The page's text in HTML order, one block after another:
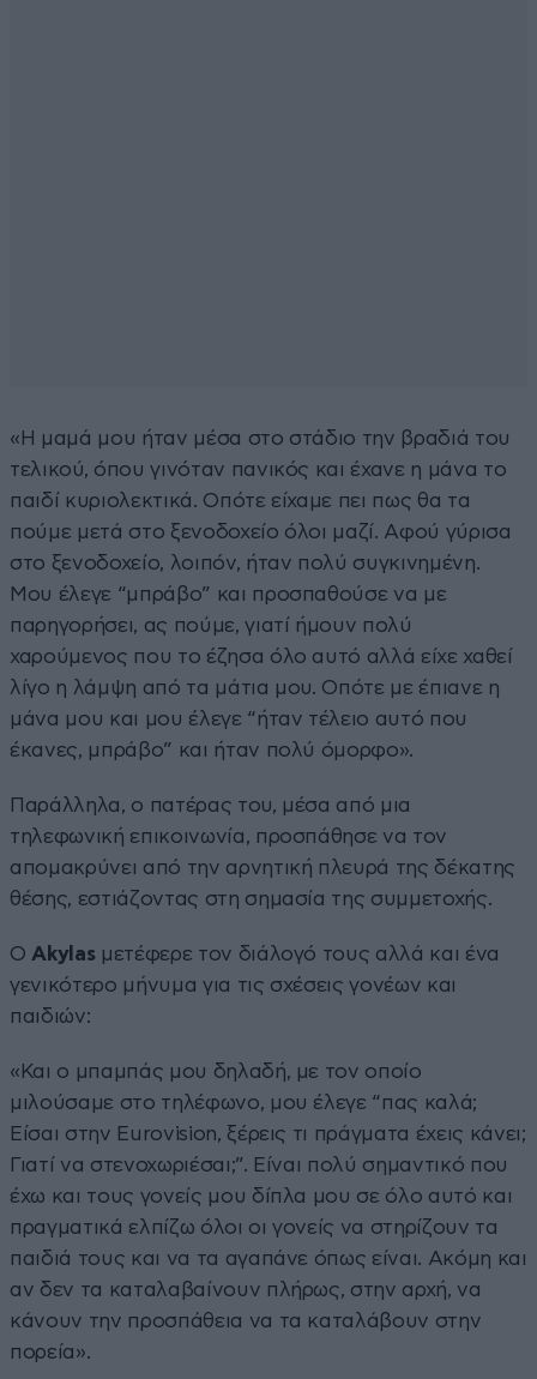
«Η μαμά μου ήταν μέσα στο στάδιο την βραδιά του
τελικού, όπου γινόταν πανικός και έχανε η μάνα το
παιδί κυριολεκτικά. Οπότε είχαμε πει πως θα τα
πούμε μετά στο ξενοδοχείο όλοι μαζί. Αφού γύρισα
στο ξενοδοχείο, λοιπόν, ήταν πολύ συγκινημένη.
Μου έλεγε “μπράβο” και προσπαθούσε να με
παρηγορήσει, ας πούμε, γιατί ήμουν πολύ
χαρούμενος που το έζησα όλο αυτό αλλά είχε χαθεί
λίγο η λάμψη από τα μάτια μου. Οπότε με έπιανε η
μάνα μου και μου έλεγε “ήταν τέλειο αυτό που
έκανες, μπράβο” και ήταν πολύ όμορφο».
Παράλληλα, ο πατέρας του, μέσα από μια
τηλεφωνική επικοινωνία, προσπάθησε να τον
απομακρύνει από την αρνητική πλευρά της δέκατης
θέσης, εστιάζοντας στη σημασία της συμμετοχής.
Ο Akylasμετέφερε τον διάλογό τους αλλά και ένα
γενικότερο μήνυμα για τις σχέσεις γονέων και
παιδιών:
«Και ο μπαμπάς μου δηλαδή, με τον οποίο
μιλούσαμε στο τηλέφωνο, μου έλεγε “πας καλά;
Είσαι στην Eurovision, ξέρεις τι πράγματα έχεις κάνει;
Γιατί να στενοχωριέσαι;”. Είναι πολύ σημαντικό που
έχω και τους γονείς μου δίπλα μου σε όλο αυτό και
πραγματικά ελπίζω όλοι οι γονείς να στηρίζουν τα
παιδιά τους και να τα αγαπάνε όπως είναι. Ακόμη και
αν δεν τα καταλαβαίνουν πλήρως, στην αρχή, να
κάνουν την προσπάθεια να τα καταλάβουν στην
πορεία».